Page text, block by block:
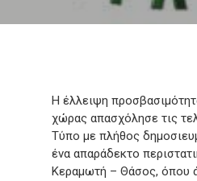
Η έλλειψη
χώρας απασχόλησε τις
Τύπο με πλήθος
ένα απαράδεκτο
Κεραμωτή – Θάσος, όπου